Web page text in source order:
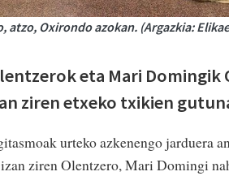
atzo, Oxirondo azokan. (Argazkia:
eta Mari
ziren etxeko txikien
urteko azkenengo jarduera
ziren Olentzero, Mari Domingi